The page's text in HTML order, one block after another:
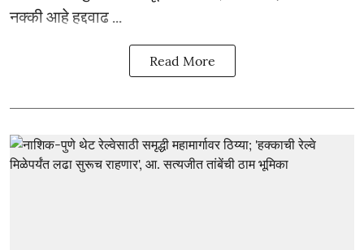
नक्की आहे हद्दवाढ ...
Read More